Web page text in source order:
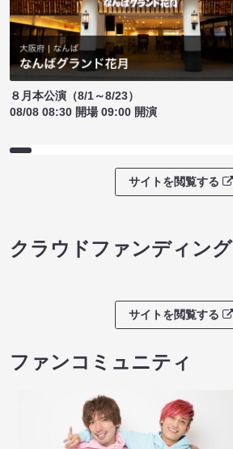
８月本公演（8/1～8/23）
08/08 08:30 開場 09:00 開演
サイトを閲覧する
クラウドファンディング
サイトを閲覧する
ファンコミュニティ